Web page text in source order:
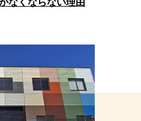
なくならない理由